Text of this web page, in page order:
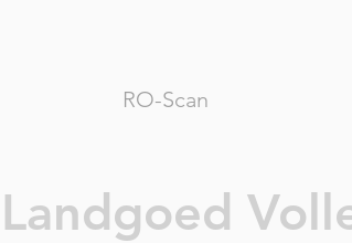
RO-Scan
Landgoed